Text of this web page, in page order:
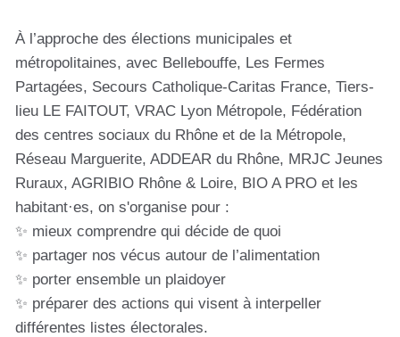
À l’approche des élections municipales et
métropolitaines, avec Bellebouffe, Les Fermes
Partagées, Secours Catholique-Caritas France, Tiers-
lieu LE FAITOUT, VRAC Lyon Métropole, Fédération
des centres sociaux du Rhône et de la Métropole,
Réseau Marguerite, ADDEAR du Rhône, MRJC Jeunes
Ruraux, AGRIBIO Rhône & Loire, BIO A PRO et les
habitant·es, on s'organise pour :
✨ mieux comprendre qui décide de quoi
✨ partager nos vécus autour de l’alimentation
✨ porter ensemble un plaidoyer
✨ préparer des actions qui visent à interpeller
différentes listes électorales.